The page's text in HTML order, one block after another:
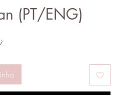
(PT/ENG)
Preço